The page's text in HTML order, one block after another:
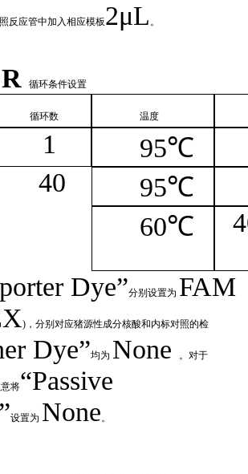
反应管中加入相应模板2μL 。
循环条件设置
循环数 温度
1
95℃
40
95℃
60℃
4
Dye”分别设置为 FAM
)，分别对应猪源性成分核酸和内标对照的检
Dye”均为 None 。对于
将“Passive
设置为 None。